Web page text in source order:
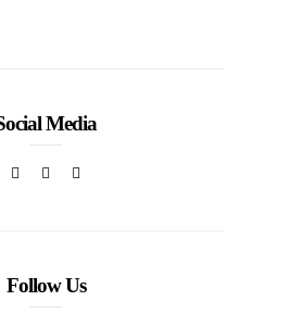
Media
Follow Us